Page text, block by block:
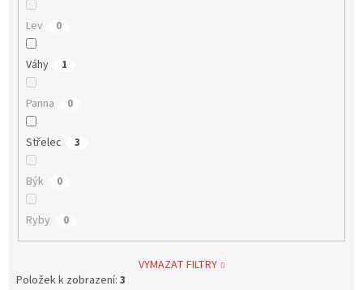
Lev 0
Váhy 1
Panna 0
Střelec 3
Býk 0
Ryby 0
VYMAZAT FILTRY
Položek k zobrazení: 3